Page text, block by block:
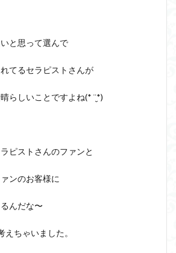
と思って選んで
てるセラピストさんが
らしいことですよね(* ¨̮*)
ピストさんのファンと
ンのお客様に
んだな〜
ちゃいました。